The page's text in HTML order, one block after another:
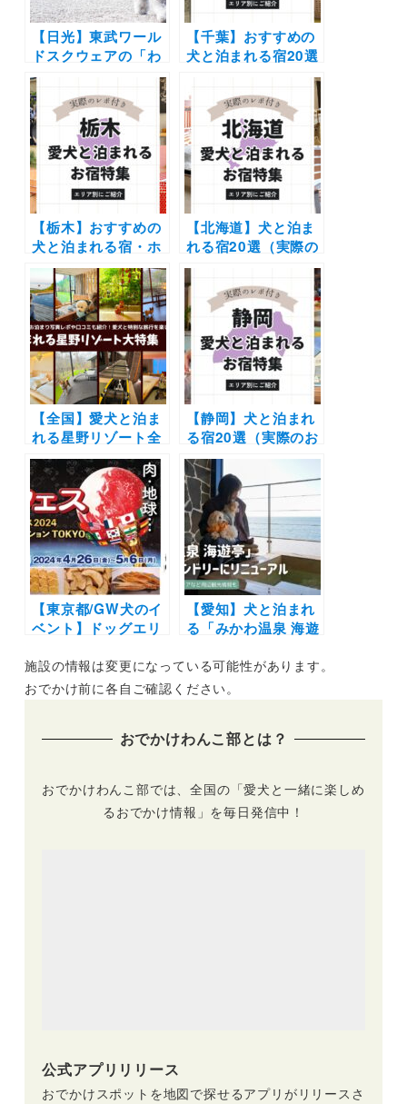
【日光】東武ワール
ドスクウェアの「わ
んちゃんフリー
DAY」を愛犬と満喫
してきたよ！ペット
可の周辺観光施設も
たっぷり紹介
【千葉】おすすめの
犬と泊まれる宿20選
（実際のおでかけレ
ポあり）露天風呂や
プライベートドッグ
ラン付きなどを厳選
【栃木】おすすめの
犬と泊まれる宿・ホ
テル・ヴィラ20選 |
人気の那須や日光へ
愛犬と旅しよう♪
【北海道】犬と泊ま
れる宿20選（実際の
おでかけレポあり）|
コテージやリゾート
ホテルなどエリア別
に紹介
【全国】愛犬と泊ま
れる星野リゾート全
42施設大特集！実際
のお泊まり写真レポ
や口コミも | 大切な
ペットと特別な旅行
を楽しもう♪
【静岡】犬と泊まれ
る宿20選（実際のお
でかけレポあり）エ
リア別に温泉やコテ
ージなど新施設や穴
場もご紹介
【東京都/GW犬のイ
ベント】ドッグエリ
イブ鑑賞も「肉フェ
ス 2024」（お台場
【愛知】犬と泊まれ
る「みかわ温泉 海遊
ドリーにリニューア
ル！客室露天風呂や
観光情報も
施設の情報は変更になっている可能性があります。
おでかけ前に各自ご確認ください。
おでかけわんこ部とは？
おでかけわんこ部では、全国の「愛犬と一緒に楽しめ
るおでかけ情報」を毎日発信中！
公式アプリリリース
おでかけスポットを地図で探せるアプリがリリースさ